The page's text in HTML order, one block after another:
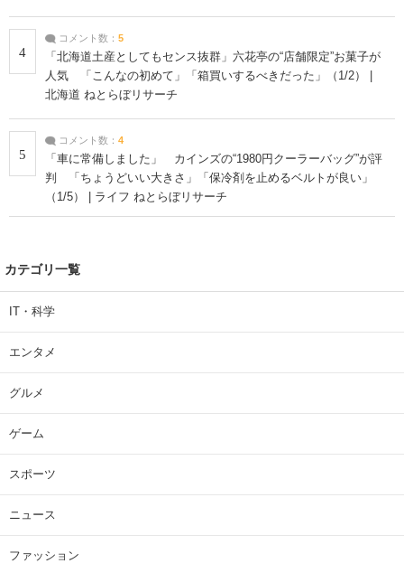
4
コメント数： 5
「北海道土産としてもセンス抜群」六花亭の“店舗限定”お菓子が
人気 「こんなの初めて」「箱買いするべきだった」（1/2） |
北海道 ねとらぼリサーチ
5
コメント数： 4
「車に常備しました」 カインズの“1980円クーラーバッグ”が評
判 「ちょうどいい大きさ」「保冷剤を止めるベルトが良い」
（1/5） | ライフ ねとらぼリサーチ
カテゴリ一覧
IT・科学
エンタメ
グルメ
ゲーム
スポーツ
ニュース
ファッション